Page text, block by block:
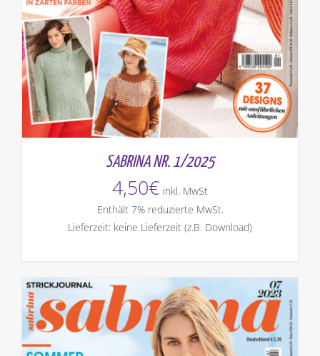
SABRINA NR. 1/2025
4,50€ inkl. MwSt
Enthält 7% reduzierte MwSt.
Lieferzeit: keine Lieferzeit (z.B. Download)